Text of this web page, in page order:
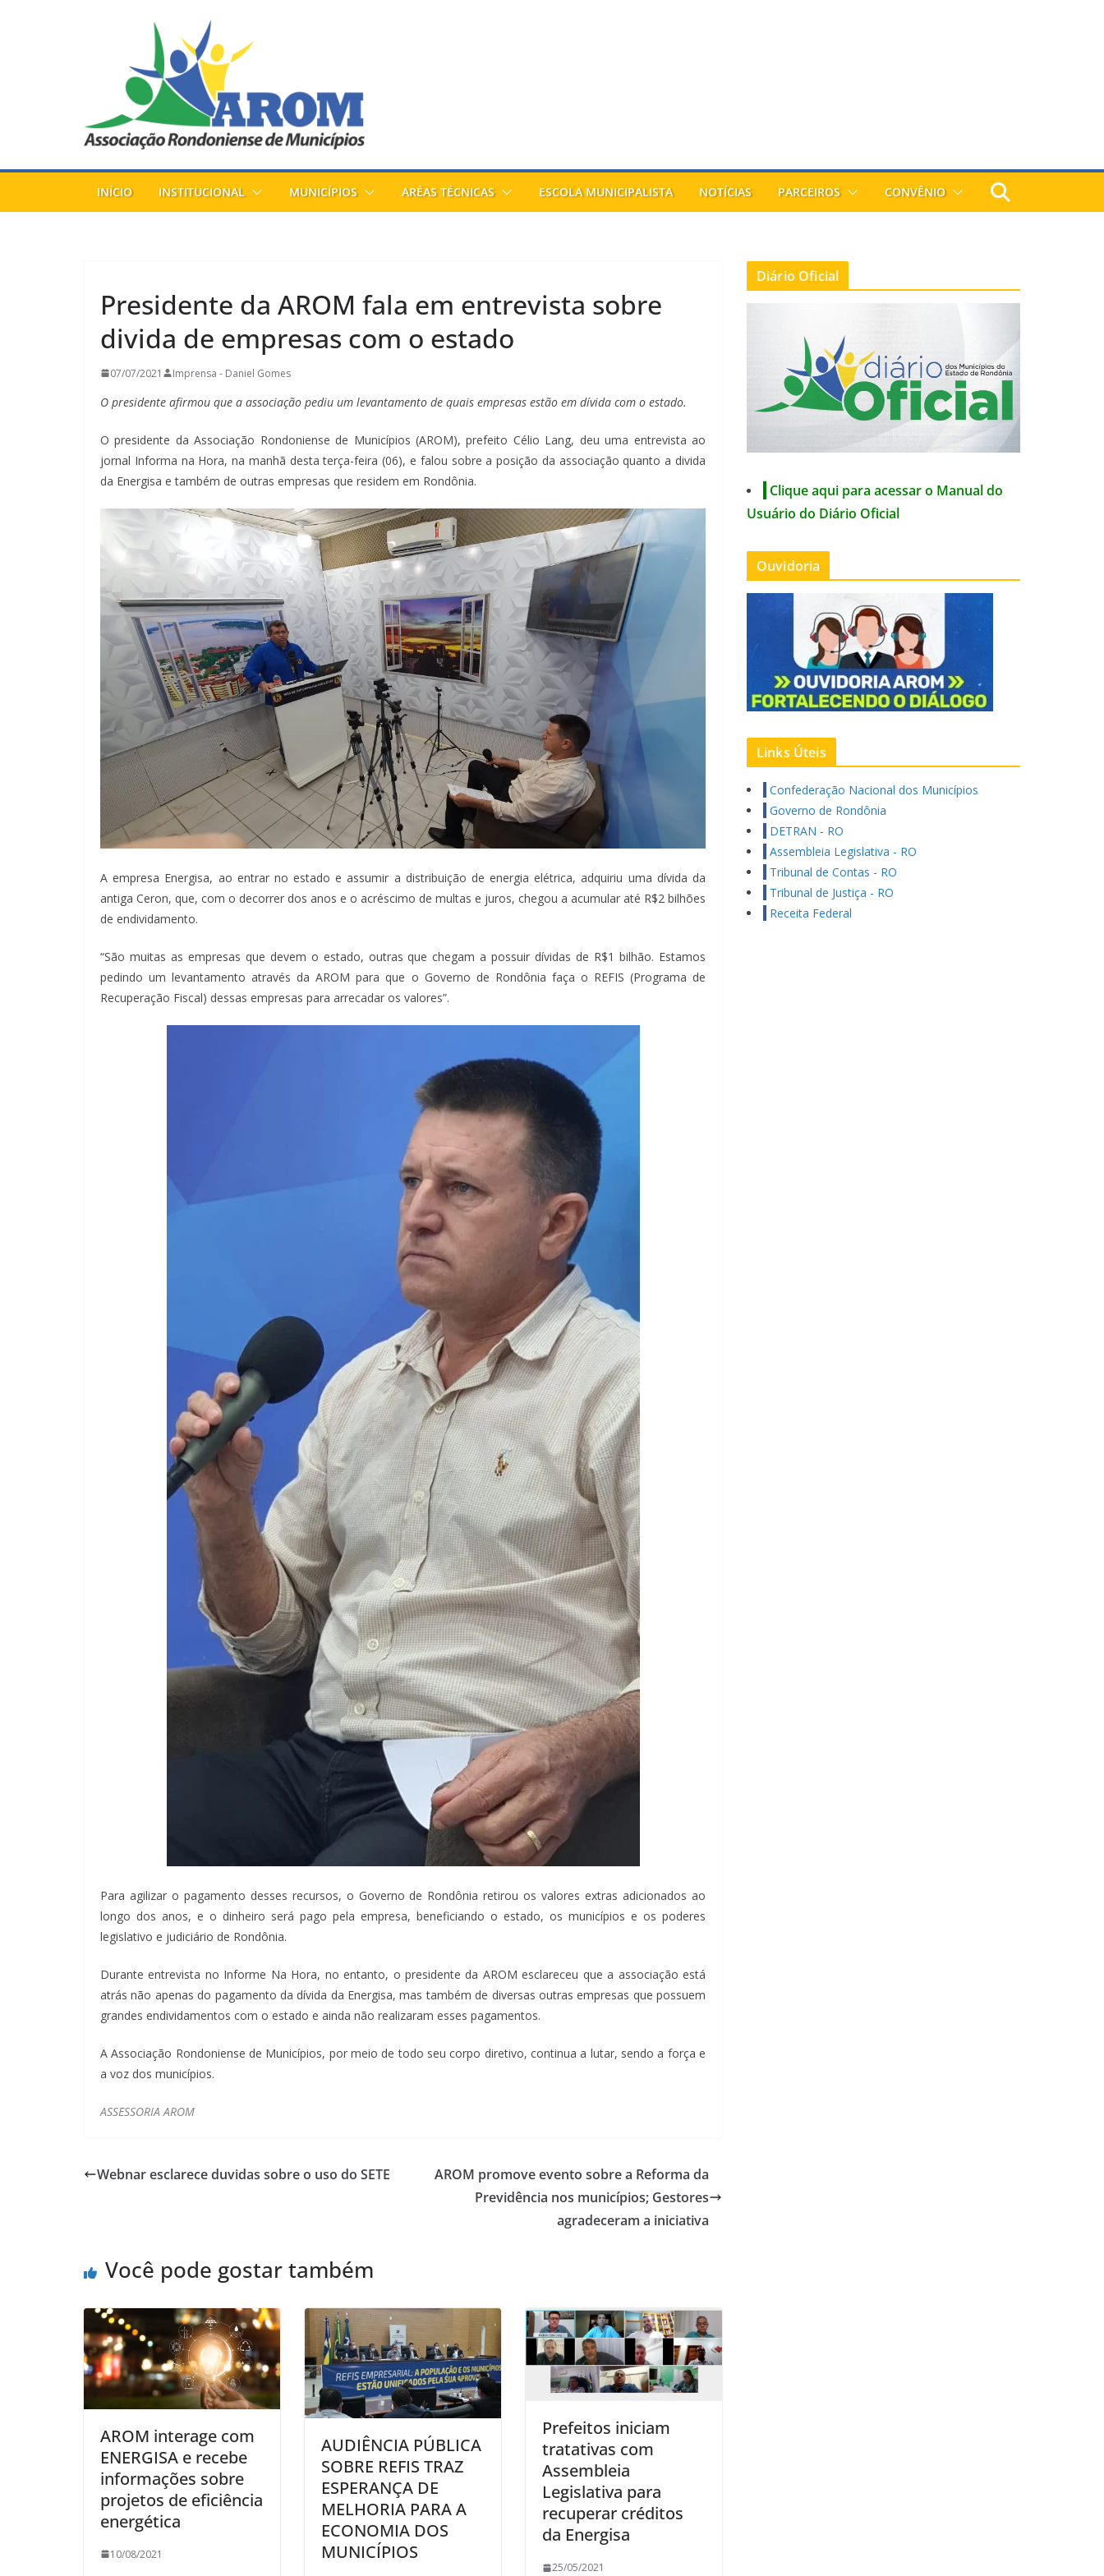
INÍCIO INSTITUCIONAL MUNICÍPIOS ARÉAS TÉCNICAS ESCOLA MUNICIPALISTA NOTÍCIAS PARCEIROS CONVÊNIO
Presidente da AROM fala em entrevista sobre
divida de empresas com o estado
07/07/2021 Imprensa - Daniel Gomes
O presidente afirmou que a associação pediu um levantamento de quais empresas estão em dívida com o estado.
O presidente da Associação Rondoniense de Municípios (AROM), prefeito Célio Lang, deu uma entrevista ao
jornal Informa na Hora, na manhã desta terça-feira (06), e falou sobre a posição da associação quanto a divida
da Energisa e também de outras empresas que residem em Rondônia.
A empresa Energisa, ao entrar no estado e assumir a distribuição de energia elétrica, adquiriu uma dívida da
antiga Ceron, que, com o decorrer dos anos e o acréscimo de multas e juros, chegou a acumular até R$2 bilhões
de endividamento.
“São muitas as empresas que devem o estado, outras que chegam a possuir dívidas de R$1 bilhão. Estamos
pedindo um levantamento através da AROM para que o Governo de Rondônia faça o REFIS (Programa de
Recuperação Fiscal) dessas empresas para arrecadar os valores”.
Para agilizar o pagamento desses recursos, o Governo de Rondônia retirou os valores extras adicionados ao
longo dos anos, e o dinheiro será pago pela empresa, beneficiando o estado, os municípios e os poderes
legislativo e judiciário de Rondônia.
Durante entrevista no Informe Na Hora, no entanto, o presidente da AROM esclareceu que a associação está
atrás não apenas do pagamento da dívida da Energisa, mas também de diversas outras empresas que possuem
grandes endividamentos com o estado e ainda não realizaram esses pagamentos.
A Associação Rondoniense de Municípios, por meio de todo seu corpo diretivo, continua a lutar, sendo a força e
a voz dos municípios.
ASSESSORIA AROM
Webnar esclarece duvidas sobre o uso do SETE
AROM promove evento sobre a Reforma da
Previdência nos municípios; Gestores
agradeceram a iniciativa
Você pode gostar também
AROM interage com
ENERGISA e recebe
informações sobre
projetos de eficiência
energética
10/08/2021
AUDIÊNCIA PÚBLICA
SOBRE REFIS TRAZ
ESPERANÇA DE
MELHORIA PARA A
ECONOMIA DOS
MUNICÍPIOS
Prefeitos iniciam
tratativas com
Assembleia
Legislativa para
recuperar créditos
da Energisa
25/05/2021
Diário Oficial
Clique aqui para acessar o Manual do
Usuário do Diário Oficial
Ouvidoria
Links Úteis
Confederação Nacional dos Municípios
Governo de Rondônia
DETRAN - RO
Assembleia Legislativa - RO
Tribunal de Contas - RO
Tribunal de Justiça - RO
Receita Federal